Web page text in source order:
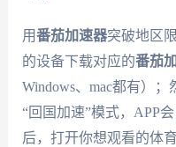
用番茄加速器突破地区
的设备下载对应的番茄
Windows、mac都有）
“回国加速”模式，APP
后，打开你想观看的体